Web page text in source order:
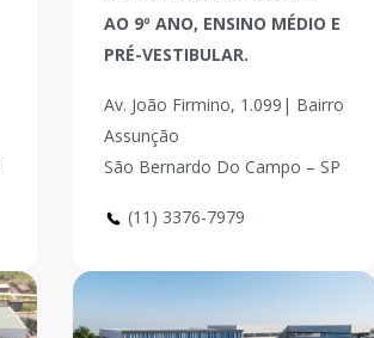
AO 9º ANO, ENSINO MÉDIO E
PRÉ-VESTIBULAR.
Av. João Firmino, 1.099| Bairro
Assunção
São Bernardo Do Campo – SP
(11) 3376-7979